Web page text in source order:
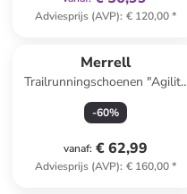
Adviesprijs (AVP): € 120,00*
Merrell
Trailrunningschoenen "Agility
Remix" paars
-60%
vanaf: € 62,99
Adviesprijs (AVP): € 160,00*